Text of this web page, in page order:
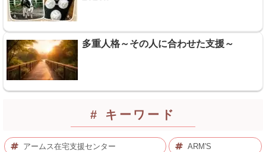
多重人格～その人に合わせた支援～
# キーワード
アームス在宅支援センター ARM'S